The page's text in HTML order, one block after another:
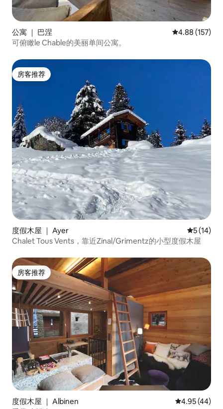
公寓 ｜ 巴涅 平均评分 4.88
4.88 (157)
可俯瞰le Chable的美丽单间公寓。
房客推荐
房客推荐
度假木屋 ｜ Ayer 平均评分
5 (14)
Chalet Tous Vents，靠近Zinal/Grimentz的小型度假木屋
房客推荐
房客推荐
度假木屋 ｜ Albinen 平均评分
4.95 (44)